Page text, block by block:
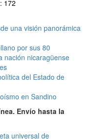
172
una visión panorámica
por sus 80
nación nicaragüense
del Estado de
en Sandino
Envío hasta la
universal de